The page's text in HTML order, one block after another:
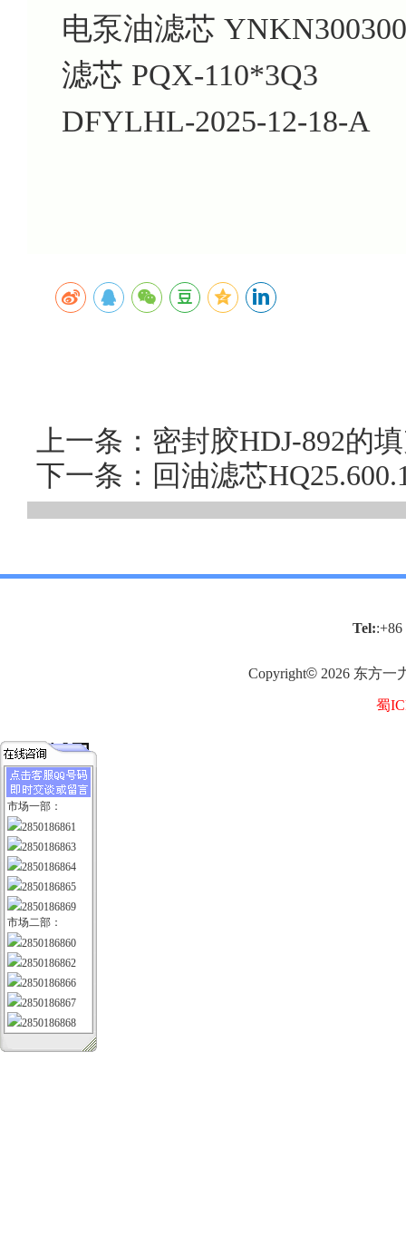
电泵油滤芯
滤芯 PQX-110*3Q3
DFYLHL-2025-12-18-A
上一条：密封胶HDJ-892的
下一条：回油滤芯
Tel::+86
Copyright© 2026 东方一
蜀
市场一部：
2850186861
2850186863
2850186864
2850186865
2850186869
市场二部：
2850186860
2850186862
2850186866
2850186867
2850186868